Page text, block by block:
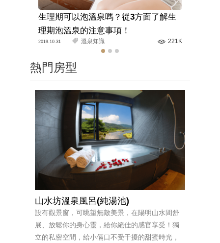
生理期可以泡溫泉嗎？從3方面了解生
理期泡溫泉的注意事項！
2019.10.31 溫泉知識 221K
熱門房型
山水坊溫泉風呂(純湯池)
設有觀景窗，可眺望無敵美景，在陽明山水間舒
展、放鬆你的身心靈，給你絕佳的感官享受！獨
立的私密空間，給小倆口不受干擾的甜蜜時光，